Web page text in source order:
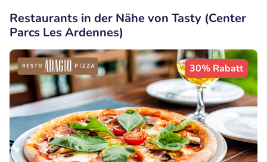
Restaurants in der Nähe von Tasty (Center
Parcs Les Ardennes)
30% Rabatt